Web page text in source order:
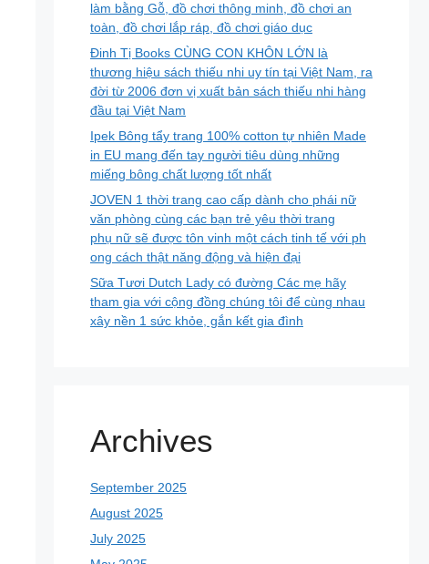
làm bằng Gỗ, đồ chơi thông minh, đồ chơi an
toàn, đồ chơi lắp ráp, đồ chơi giáo dục
Đinh Tị Books CÙNG CON KHÔN LỚN là
thương hiệu sách thiếu nhi uy tín tại Việt Nam, ra
đời từ 2006 đơn vị xuất bản sách thiếu nhi hàng
đầu tại Việt Nam
Ipek Bông tẩy trang 100% cotton tự nhiên Made
in EU mang đến tay người tiêu dùng những
miếng bông chất lượng tốt nhất
JOVEN 1 thời trang cao cấp dành cho phái nữ
văn phòng cùng các bạn trẻ yêu thời trang
phụ nữ sẽ được tôn vinh một cách tinh tế với ph
ong cách thật năng động và hiện đại
Sữa Tươi Dutch Lady có đường Các mẹ hãy
tham gia với cộng đồng chúng tôi để cùng nhau
xây nền 1 sức khỏe, gắn kết gia đình
Archives
September 2025
August 2025
July 2025